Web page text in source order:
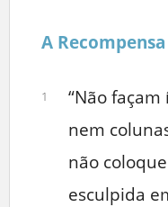
A
1
“Não
nem
não
esculpida